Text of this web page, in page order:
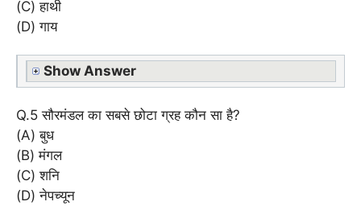
(C) हाथी
(D) गाय
Show Answer
Q.5 सौरमंडल का सबसे छोटा ग्रह कौन सा है?
(A) बुध
(B) मंगल
(C) शनि
(D) नेपच्यून